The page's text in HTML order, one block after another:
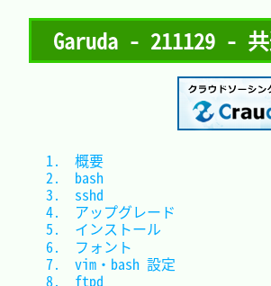
Garuda - 211129 -